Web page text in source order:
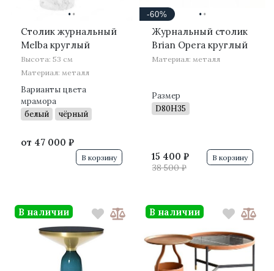
··
Столик журнальный
Melba круглый
Высота: 53 см
Материал: металл
Варианты цвета
мрамора
белый
чёрный
от 47 000 ₽
В корзину
··
-60%
Журнальный столик
Brian Opera круглый
Материал: металл
Размер
D80H35
15 400 ₽
38 500 ₽
В корзину
В наличии В наличии